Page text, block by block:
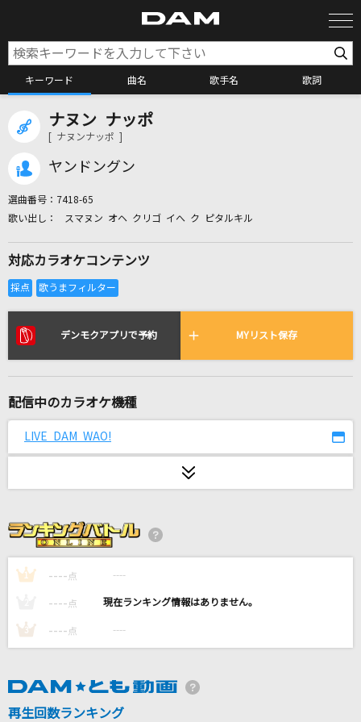
キーワード 曲名 歌手名 歌詞
カラオケ検索
リアルタイムで歌われている曲の一覧
Lemon
ワタリドリ
好きすぎて滅！
M!LK
福山雅治
米津玄師
ナヌン ナッポ
[ ナヌンナッポ ]
ヤンドングン
選曲番号： 7418-65
スマヌン オヘ クリゴ イへ ク ピタルキル
対応カラオケコンテンツ
デンモクアプリで予約 MYリスト保存
配信中のカラオケ機種
LIVE DAM WAO!
1 ---- 点 ----
---- 点 ----
3 ---- 点 ----
再生回数ランキング